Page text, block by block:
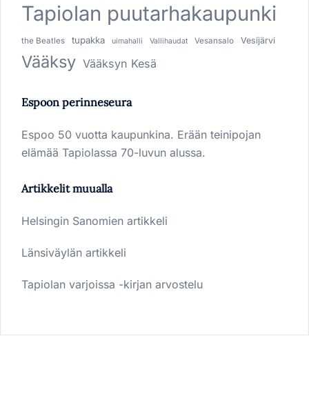
Tapiolan puutarhakaupunki
the Beatles tupakka uimahalli Vallihaudat Vesansalo Vesijärvi
Vääksy Vääksyn Kesä
Espoon perinneseura
Espoo 50 vuotta kaupunkina. Erään teinipojan
elämää Tapiolassa 70-luvun alussa.
Artikkelit muualla
Helsingin Sanomien artikkeli
Länsiväylän artikkeli
Tapiolan varjoissa -kirjan arvostelu